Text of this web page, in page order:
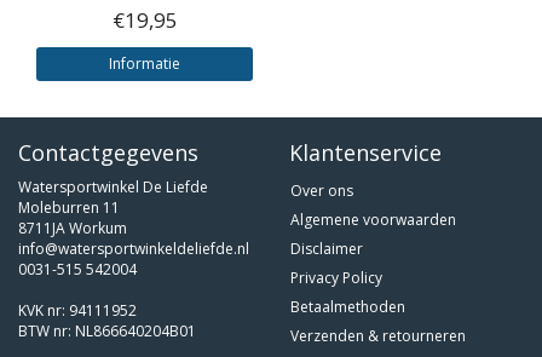
€19,95
Informatie
Contactgegevens
Watersportwinkel De Liefde
Moleburren 11
8711JA Workum
info@watersportwinkeldeliefde.nl
0031-515 542004
KVK nr: 94111952
BTW nr: NL866640204B01
Klantenservice
Over ons
Algemene voorwaarden
Disclaimer
Privacy Policy
Betaalmethoden
Verzenden & retourneren